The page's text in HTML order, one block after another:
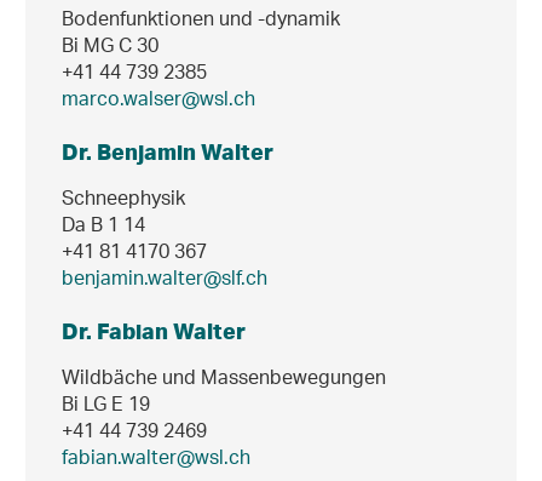
Bodenfunktionen und -dynamik
Bi MG C 30
+41 44 739 2385
marco.walser@wsl.ch
Dr. Benjamin Walter
Schneephysik
Da B 1 14
+41 81 4170 367
benjamin.walter@slf.ch
Dr. Fabian Walter
Wildbäche und Massenbewegungen
Bi LG E 19
+41 44 739 2469
fabian.walter@wsl.ch